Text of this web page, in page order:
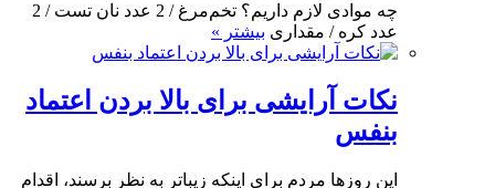
چه موادی لازم داریم؟ تخم‌مرغ / 2 عدد نان تست / ‌2
عدد کره / مقداری بیشتر »
نکات آرایشی برای بالا بردن اعتماد
بنفس
این روزها مردم برای اینکه زیباتر به نظر برسند، اقدام